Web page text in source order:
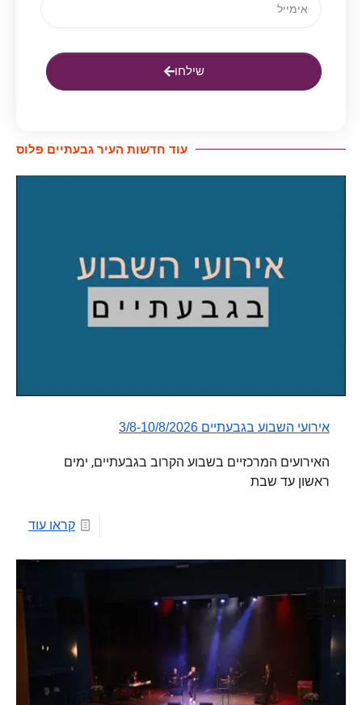
שילחו
עוד חדשות העיר גבעתיים פלוס​
אירועי השבוע בגבעתיים 3/8-10/8/2026
האירועים המרכזיים בשבוע הקרוב בגבעתיים, ימים
ראשון עד שבת
קראו עוד